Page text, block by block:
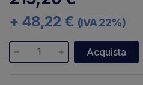
+ 48,22 € (IVA 22%)
Acquista